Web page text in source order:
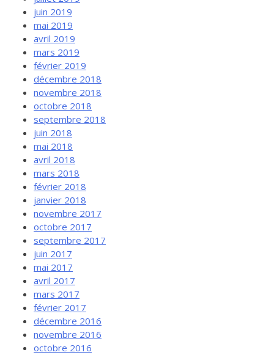
juin 2019
mai 2019
avril 2019
mars 2019
février 2019
décembre 2018
novembre 2018
octobre 2018
septembre 2018
juin 2018
mai 2018
avril 2018
mars 2018
février 2018
janvier 2018
novembre 2017
octobre 2017
septembre 2017
juin 2017
mai 2017
avril 2017
mars 2017
février 2017
décembre 2016
novembre 2016
octobre 2016